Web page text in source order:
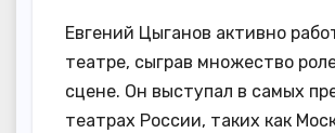
Евгений Цыганов активно
театре, сыграв множество
сцене. Он выступал в самых
театрах России, таких как